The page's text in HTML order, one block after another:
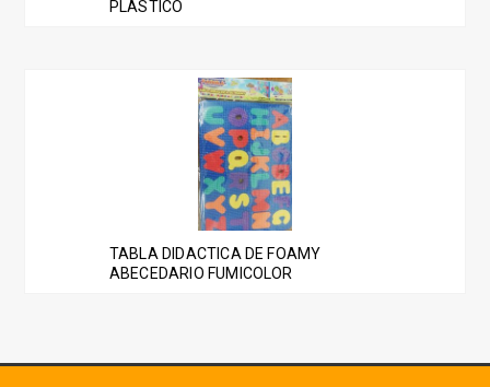
PLASTICO
TABLA DIDACTICA DE FOAMY
ABECEDARIO FUMICOLOR